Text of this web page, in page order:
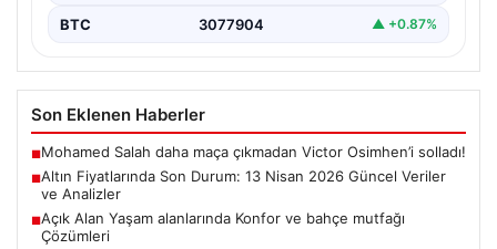
BTC 3077904 ▲ +0.87%
Son Eklenen Haberler
■Mohamed Salah daha maça çıkmadan Victor Osimhen’i solladı!
■Altın Fiyatlarında Son Durum: 13 Nisan 2026 Güncel Veriler
ve Analizler
■Açık Alan Yaşam alanlarında Konfor ve bahçe mutfağı
Çözümleri